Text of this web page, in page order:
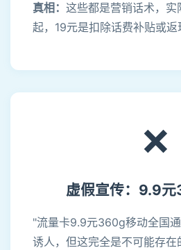
真相： 这些都是营销话术，
起，19元是扣除话费补贴或返
❌
虚假宣传：9.9
"流量卡9.9元360g移动全国
诱人，但这完全是不可能存在